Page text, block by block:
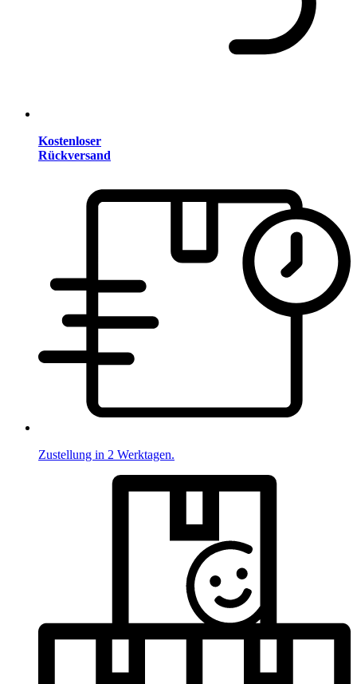
Kostenloser
Rückversand
Zustellung in 2 Werktagen.